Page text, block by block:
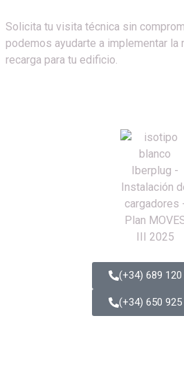
Solicita tu visita técnica sin
podemos ayudarte a implementar la
recarga para tu edificio.
(+34) 689 120
(+34) 650 925